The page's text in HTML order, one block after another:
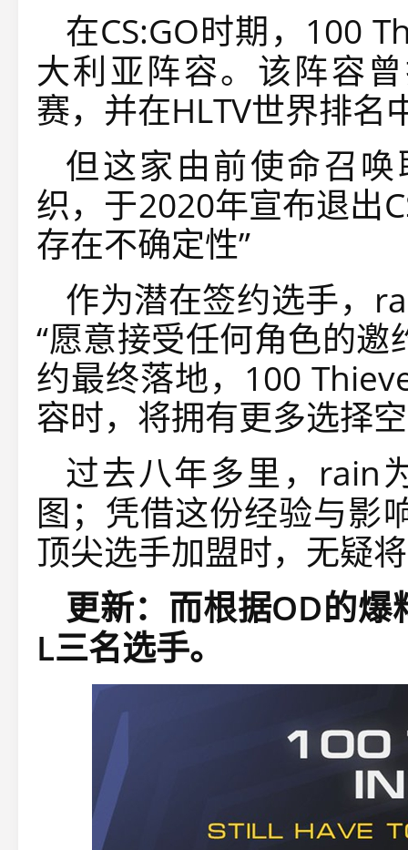
在CS:GO时期，100
大利亚阵容。该阵容
赛，并在HLTV世界排名
但这家由前使命召
织，于2020年宣布退出
存在不确定性”
作为潜在签约选手，
“愿意接受任何角色的
约最终落地，100
容时，将拥有更多选择
过去八年多里，rain
图；凭借这份经验与影
顶尖选手加盟时，无疑
更新：而根据OD的
L三名选手。